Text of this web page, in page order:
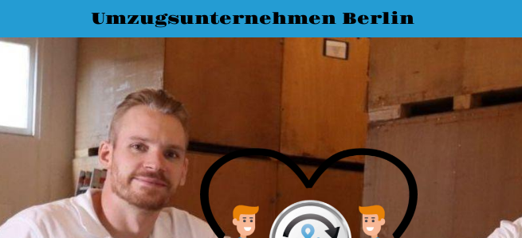
Umzugsunternehmen Berlin